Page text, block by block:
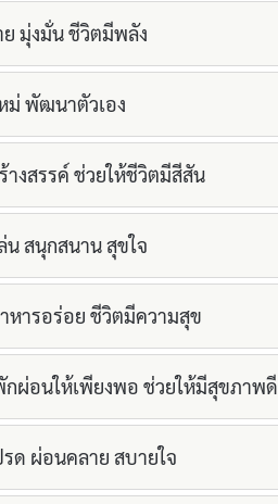
ย มุ่งมั่น ชีวิตมีพลัง
ม่ พัฒนาตัวเอง
างสรรค์ ช่วยให้ชีวิตมีสีสัน
น สนุกสนาน สุขใจ
หารอร่อย ชีวิตมีความสุข
ผ่อนให้เพียงพอ ช่วยให้มีสุขภาพดี
ด ผ่อนคลาย สบายใจ